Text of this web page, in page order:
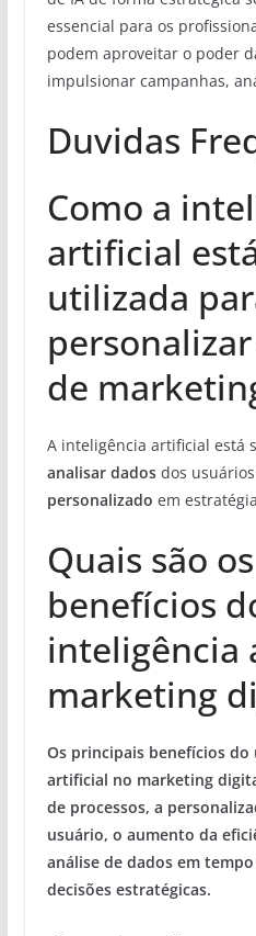
essencial para os
podem aproveitar o poder
impulsionar campanhas,
Duvidas
Como a
artificial
utilizada
de
A inteligência artificial está
analisar dadosdos
personalizado em
Quais são
benefícios
inteligência
marketing
Os principais benefícios do
artificial no marketing
de processos, a
usuário, o aumento da
análise de dados em
decisões estratégicas.